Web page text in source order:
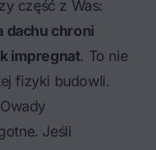
część z Was:
dachu chroni
impregnat. To nie
fizyki budowli.
Jeśli